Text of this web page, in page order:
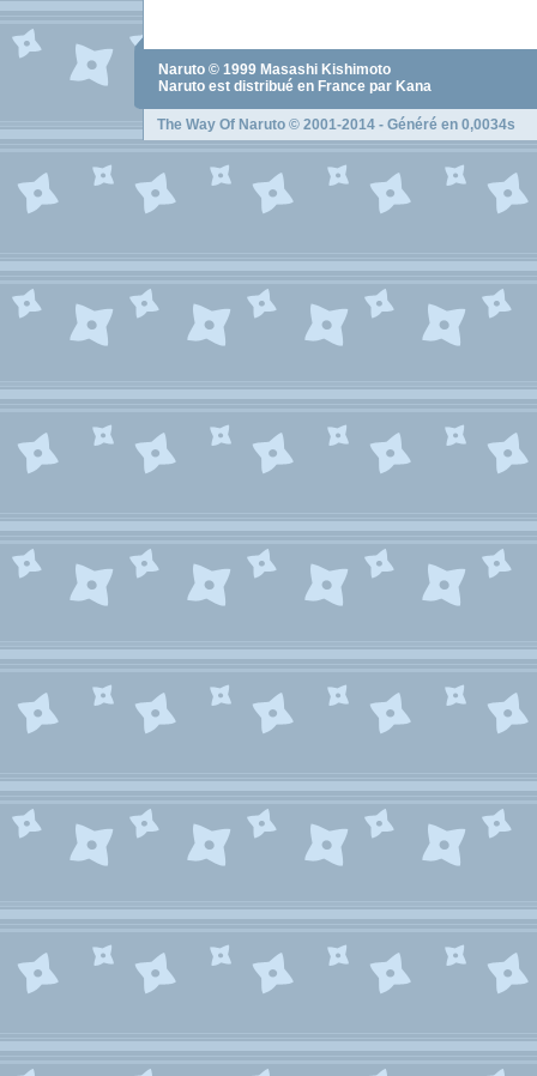
Naruto © 1999 Masashi Kishimoto
Naruto est distribué en France par Kana
The Way Of Naruto © 2001-2014 - Généré en 0,0034s